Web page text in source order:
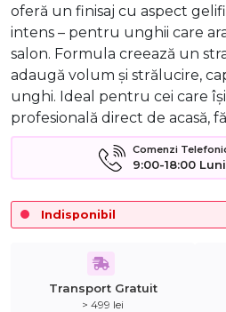
oferă un finisaj cu aspect
intens – pentru unghii care
salon. Formula creează un
adaugă volum și strălucire,
unghi. Ideal pentru cei care
profesională direct de acasă,
Comenzi
9:00-18:00
Indisponibil
Transport Gratuit
> 499 lei